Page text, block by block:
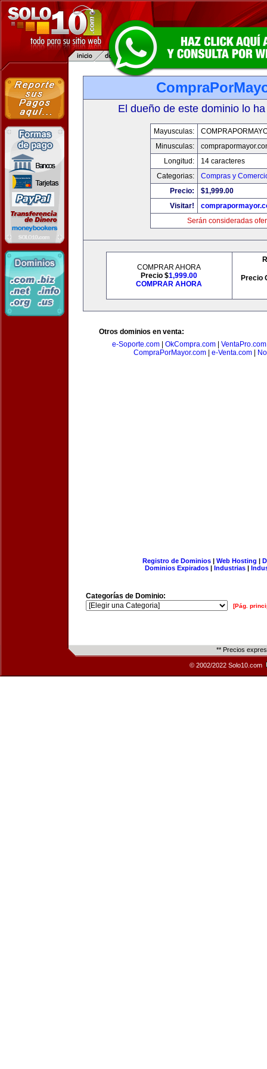
El dueño de este dominio lo
Mayusculas:
Minusculas:
Longitud:
14 caracteres
Categorias:
Compras y
Precio:
$1,999.00
Visitar!
Serán consideradas
COMPRAR AHORA
Precio $1,999.00
COMPRAR AHORA
Precio
Otros dominios en venta:
e-Soporte.com
OkCompra.com VentaPro.com
CompraPorMayor.com| e-Venta.com|
Registro de Dominios| Web Hosting |
Dominios Expirados | Industrias |
Categorías de Dominio:
[Pág.
** Precios
© 2002/2022 Solo10.com